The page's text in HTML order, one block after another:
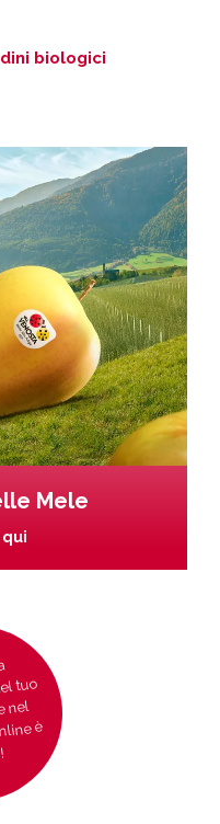
biologici
Mele
tuo
nel
è
!